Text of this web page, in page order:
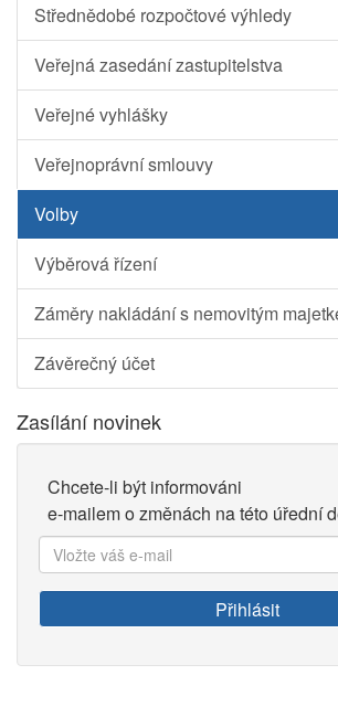
Střednědobé rozpočtové výhledy
Veřejná zasedání zastupitelstva
Veřejné vyhlášky
Veřejnoprávní smlouvy
Volby
Výběrová řízení
Záměry nakládání s nemovitým
Závěrečný účet
Zasílání novinek
Chcete-li být informováni
e-mailem o změnách na této úřední
Vložte
váš
e-
mail:
Přihlásit